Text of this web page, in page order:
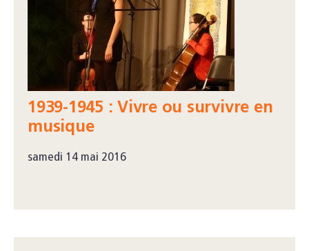
1939-1945 : Vivre ou survivre en
musique
samedi 14 mai 2016